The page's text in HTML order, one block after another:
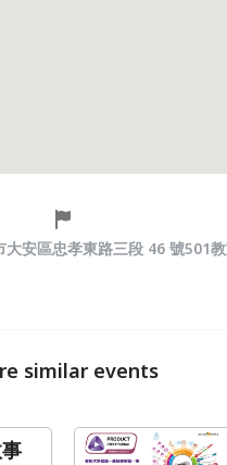
大安區忠孝東路三段 46 號501
similar events